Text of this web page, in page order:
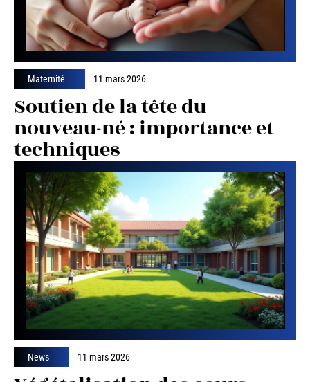
Maternité 11 mars 2026
Soutien de la tête du
nouveau-né : importance et
techniques
News 11 mars 2026